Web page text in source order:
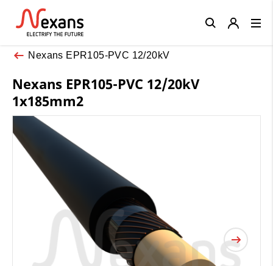
Nexans EPR105-PVC 12/20kV
Nexans EPR105-PVC 12/20kV
1x185mm2
Close